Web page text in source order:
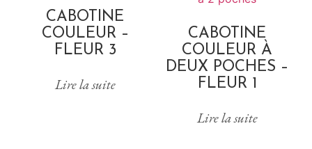
CABOTINE
COULEUR –
FLEUR 3
Lire la suite
CABOTINE
COULEUR À
DEUX POCHES –
FLEUR 1
Lire la suite